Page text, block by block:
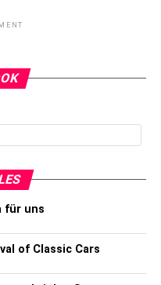
für uns
of Classic Cars